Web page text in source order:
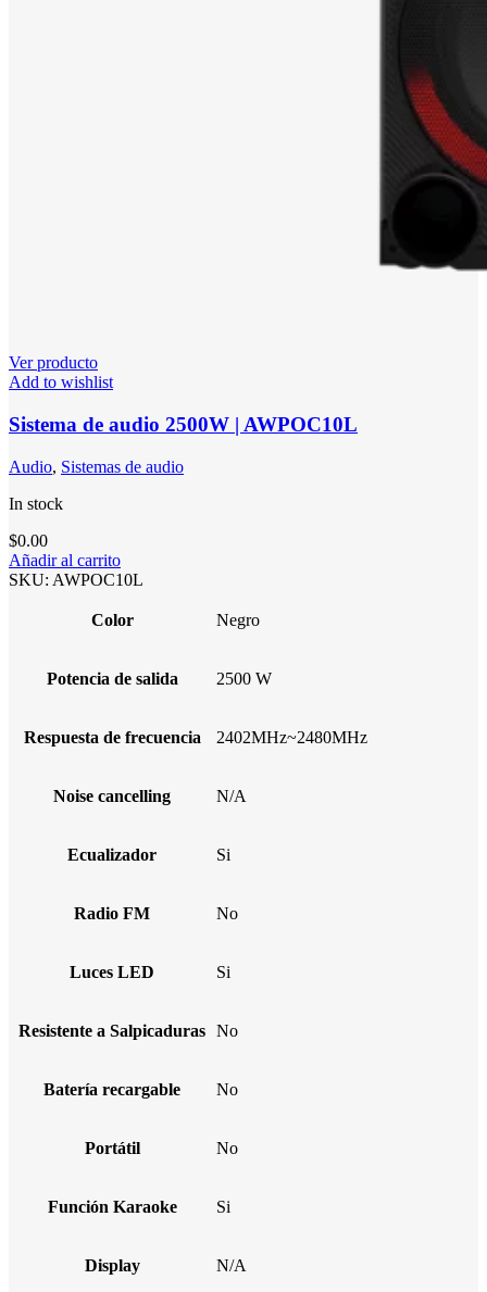
Ver producto
Add to wishlist
Sistema de audio 2500W | AWPOC10L
Audio, Sistemas de audio
In stock
$0.00
Añadir al carrito
SKU: AWPOC10L
Color Negro
Potencia de salida 2500 W
Respuesta de frecuencia 2402MHz~2480MHz
Noise cancelling N/A
Ecualizador Si
Radio FM No
Luces LED Si
Resistente a Salpicaduras No
Batería recargable No
Portátil No
Función Karaoke Si
Display N/A